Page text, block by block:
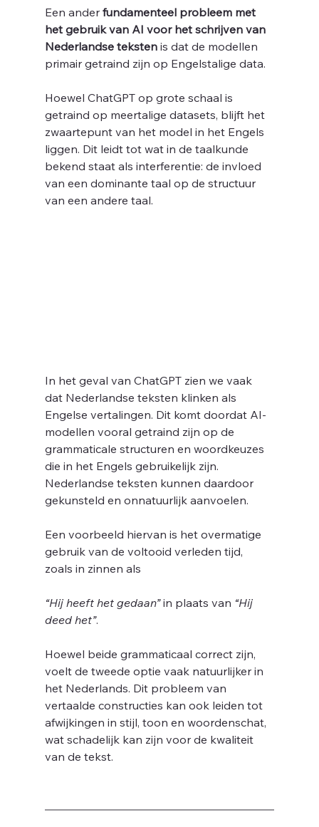
Een ander fundamenteel probleem met
het gebruik van AI voor het schrijven van
Nederlandse teksten is dat de modellen
primair getraind zijn op Engelstalige data.
Hoewel ChatGPT op grote schaal is
getraind op meertalige datasets, blijft het
zwaartepunt van het model in het Engels
liggen. Dit leidt tot wat in de taalkunde
bekend staat als interferentie: de invloed
van een dominante taal op de structuur
van een andere taal.
In het geval van ChatGPT zien we vaak
dat Nederlandse teksten klinken als
Engelse vertalingen. Dit komt doordat AI-
modellen vooral getraind zijn op de
grammaticale structuren en woordkeuzes
die in het Engels gebruikelijk zijn.
Nederlandse teksten kunnen daardoor
gekunsteld en onnatuurlijk aanvoelen.
Een voorbeeld hiervan is het overmatige
gebruik van de voltooid verleden tijd,
zoals in zinnen als
“Hij heeft het gedaan” in plaats van “Hij
deed het”.
Hoewel beide grammaticaal correct zijn,
voelt de tweede optie vaak natuurlijker in
het Nederlands. Dit probleem van
vertaalde constructies kan ook leiden tot
afwijkingen in stijl, toon en woordenschat,
wat schadelijk kan zijn voor de kwaliteit
van de tekst.